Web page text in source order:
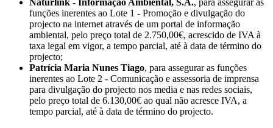
Naturlink - Informação Ambiental, S.A., para assegurar as
funções inerentes ao Lote 1 - Promoção e divulgação do
projecto na internet através de um portal de informação
ambiental, pelo preço total de 2.750,00€, acrescido de IVA à
taxa legal em vigor, a tempo parcial, até à data de término do
projecto;
Patrícia Maria Nunes Tiago, para assegurar as funções
inerentes ao Lote 2 - Comunicação e assessoria de imprensa
para divulgação do projecto nos media e nas redes sociais,
pelo preço total de 6.130,00€ ao qual não acresce IVA, a
tempo parcial, até à data de término do projecto.